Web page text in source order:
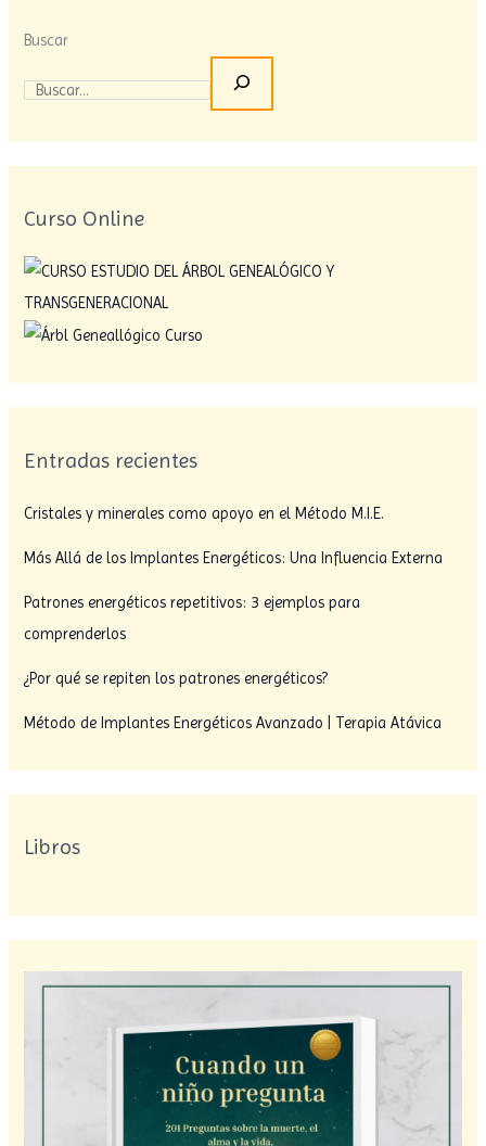
Buscar
Curso Online
Entradas recientes
Cristales y minerales como apoyo en el Método M.I.E.
Más Allá de los Implantes Energéticos: Una Influencia Externa
Patrones energéticos repetitivos: 3 ejemplos para
comprenderlos
¿Por qué se repiten los patrones energéticos?
Método de Implantes Energéticos Avanzado | Terapia Atávica
Libros